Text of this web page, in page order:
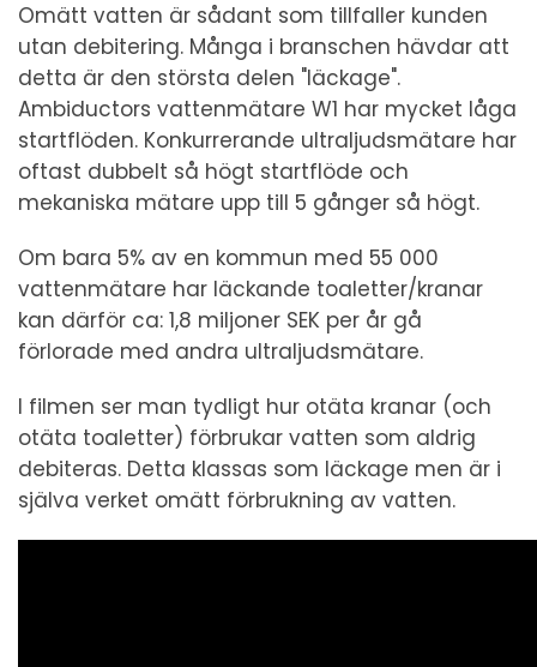
Omätt vatten är sådant som tillfaller kunden
utan debitering. Många i branschen hävdar att
detta är den största delen "läckage".
Ambiductors vattenmätare W1 har mycket låga
startflöden. Konkurrerande ultraljudsmätare har
oftast dubbelt så högt startflöde och
mekaniska mätare upp till 5 gånger så högt.
Om bara 5% av en kommun med 55 000
vattenmätare har läckande toaletter/kranar
kan därför ca: 1,8 miljoner SEK per år gå
förlorade med andra ultraljudsmätare.
I filmen ser man tydligt hur otäta kranar (och
otäta toaletter) förbrukar vatten som aldrig
debiteras. Detta klassas som läckage men är i
själva verket omätt förbrukning av vatten.